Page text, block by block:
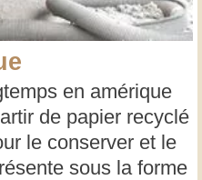
en amérique
de papier recyclé
le conserver et le
sous la forme